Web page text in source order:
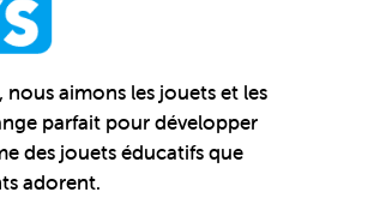
nous aimons les jouets et les
parfait pour développer
des jouets éducatifs que
adorent.